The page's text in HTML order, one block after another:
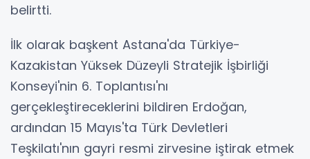
belirtti.
İlk olarak başkent Astana'da Türkiye-
Kazakistan Yüksek Düzeyli Stratejik İşbirliği
Konseyi'nin 6. Toplantısı'nı
gerçekleştireceklerini bildiren Erdoğan,
ardından 15 Mayıs'ta Türk Devletleri
Teşkilatı'nın gayri resmi zirvesine iştirak etmek